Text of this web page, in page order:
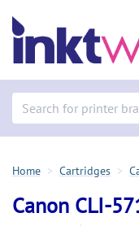
Home Cartridges
Canon CLI-